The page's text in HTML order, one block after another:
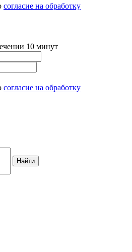
согласие на обработку
10 минут
согласие на обработку